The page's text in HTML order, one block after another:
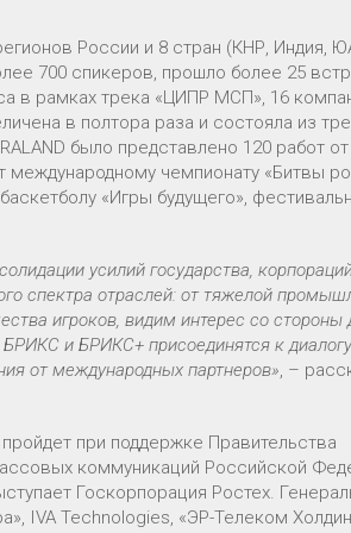
России и 8 стран (КНР, Индия,
700 спикеров, прошло более 25
в рамках трека «ЦИПР МСП», 16
в полтора раза и состояла из
было представлено 120 работ
чемпионату «Битвы
«Игры будущего»,
усилий государства,
спектра отраслей: от тяжелой
игроков, видим интерес со стороны
и БРИКС+ присоединятся к
от международных партнеров», –
при поддержке Правительства
коммуникаций Российской
Госкорпорация Ростех.
IVA Technologies, «ЭР-Телеком